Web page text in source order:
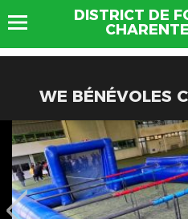
DISTRICT DE
WE BÉNÉVOLES